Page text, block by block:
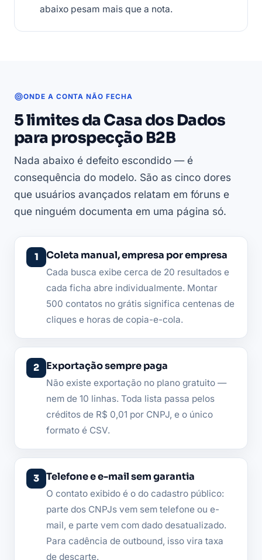
abaixo pesam mais que a nota.
ONDE A CONTA NÃO FECHA
5 limites da Casa dos Dados
para prospecção B2B
Nada abaixo é defeito escondido — é
consequência do modelo. São as cinco dores
que usuários avançados relatam em fóruns e
que ninguém documenta em uma página só.
Coleta manual, empresa por empresa
Cada busca exibe cerca de 20 resultados e
cada ficha abre individualmente. Montar
500 contatos no grátis significa centenas de
cliques e horas de copia-e-cola.
Exportação sempre paga
Não existe exportação no plano gratuito —
nem de 10 linhas. Toda lista passa pelos
créditos de R$ 0,01 por CNPJ, e o único
formato é CSV.
Telefone e e-mail sem garantia
O contato exibido é o do cadastro público:
parte dos CNPJs vem sem telefone ou e-
mail, e parte vem com dado desatualizado.
Para cadência de outbound, isso vira taxa
de descarte.